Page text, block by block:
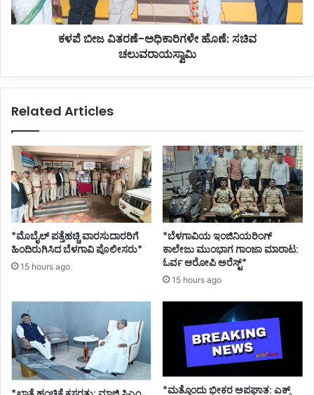
ಕಳಪೆ ಬೀಜ ವಿತರಣೆ-ಅಧಿಕಾರಿಗಳೇ ಹೊಣೆ: ಸಚಿವ
ಚಲುವರಾಯಸ್ವಾಮಿ
Related Articles
*ಮೊಬೈಲ್ ಪತ್ತೆಹಚ್ಚಿ ವಾರಸುದಾರರಿಗೆ
ಹಿಂದಿರುಗಿಸಿದ ಬೆಳಗಾವಿ ಪೊಲೀಸರು*
15 hours ago
*ಬೆಳಗಾವಿಯ ಇಂಜಿನಿಯರಿಂಗ್‌
ಕಾಲೇಜು ಮುಂಭಾಗ ಗಾಂಜಾ ಮಾರಾಟ:
ಓರ್ವ ಆರೋಪಿ ಅರೆಸ್ಟ್*
15 hours ago
*ಮತ್ತೊಂದು ಭೀಕರ ಅಪಘಾತ: ಎಕ್ಸ್